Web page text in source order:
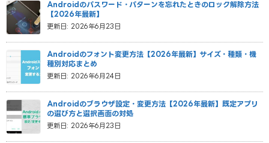
更新日: 2026年6月23日
Androidのパスワード・パターンを忘れたときのロック解除方法
【2026年最新】
更新日: 2026年6月24日
Androidのフォント変更方法【2026年最新】サイズ・種類・機
種別対応まとめ
更新日: 2026年6月23日
Androidのブラウザ設定・変更方法【2026年最新】既定アプリ
の選び方と選択画面の対処